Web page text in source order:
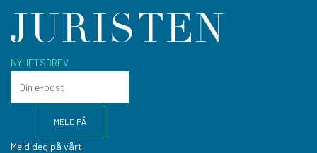
NYHETSBREV
Meld deg på vårt